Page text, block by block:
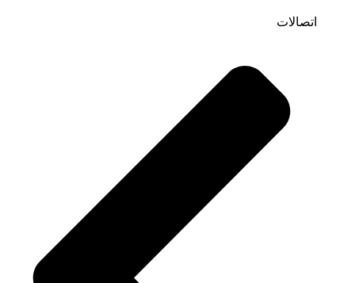
اتصالات